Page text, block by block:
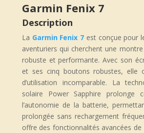
Garmin Fenix 7
Description
La Garmin Fenix 7 est conçue pour
aventuriers qui cherchent une
robuste et performante. Avec son
et ses cinq boutons robustes, elle
d’utilisation incomparable. La
solaire Power Sapphire prolonge
l’autonomie de la batterie,
prolongée sans rechargement
offre des fonctionnalités avancées de